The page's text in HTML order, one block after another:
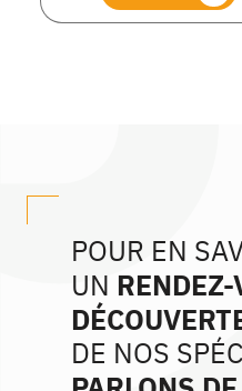
POUR EN
UN RENDEZ-
DE NOS